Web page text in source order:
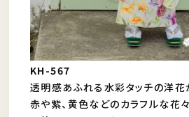
KH-567
透明感あふれる水彩タッチの洋花
赤や紫、黄色などのカラフルな花